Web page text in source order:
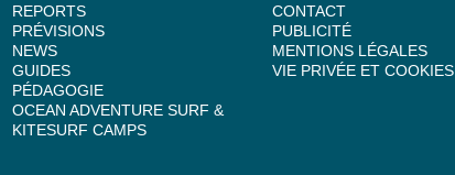
REPORTS
PRÉVISIONS
NEWS
GUIDES
PÉDAGOGIE
OCEAN ADVENTURE SURF &
KITESURF CAMPS
CONTACT
PUBLICITÉ
MENTIONS LÉGALES
VIE PRIVÉE ET COOKIES